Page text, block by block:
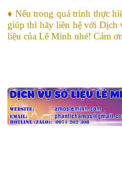
♦ Nếu trong quá trình thực
giúp thì hãy liên hệ với Dịch
liệu của Lê Minh nhé! Cảm